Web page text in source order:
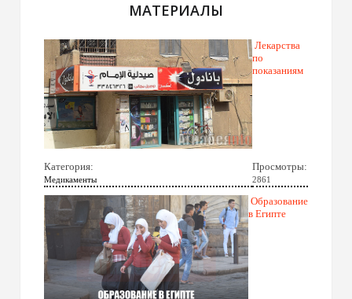
МАТЕРИАЛЫ
Лекарства
по
показаниям
Категория:
Медикаменты
Просмотры:
2861
Образование
в Египте